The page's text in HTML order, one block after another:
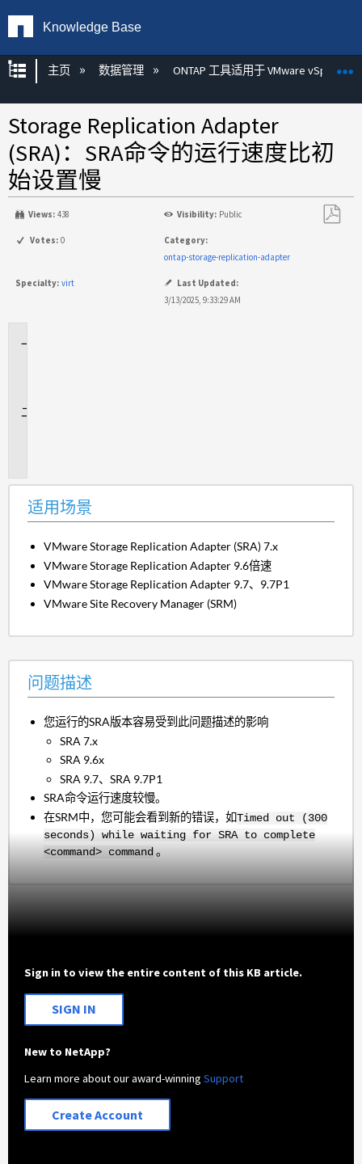
Knowledge Base
扩展/隐缩全局层次
主页 数据管理 ONTAP 工具适用于 VMware vSphere
Storage Replication Adapter
(SRA)：SRA命令的运行速度比初
始设置慢
Views: 438 Visibility: Public
Votes: 0
Category:
ontap-storage-replication-adapter
Specialty: virt
Last Updated:
3/13/2025, 9:33:29 AM
适用场景
VMware Storage Replication Adapter (SRA) 7.x
VMware Storage Replication Adapter 9.6倍速
VMware Storage Replication Adapter 9.7、9.7P1
VMware Site Recovery Manager (SRM)
问题描述
您运行的SRA版本容易受到此问题描述的影响
SRA 7.x
SRA 9.6x
SRA 9.7、SRA 9.7P1
SRA命令运行速度较慢。
在SRM中，您可能会看到新的错误，如Timed out (300
seconds) while waiting for SRA to complete
<command> command 。
Sign in to view the entire content of this KB article.
SIGN IN
New to NetApp?
Learn more about our award-winningSupport
Create Account